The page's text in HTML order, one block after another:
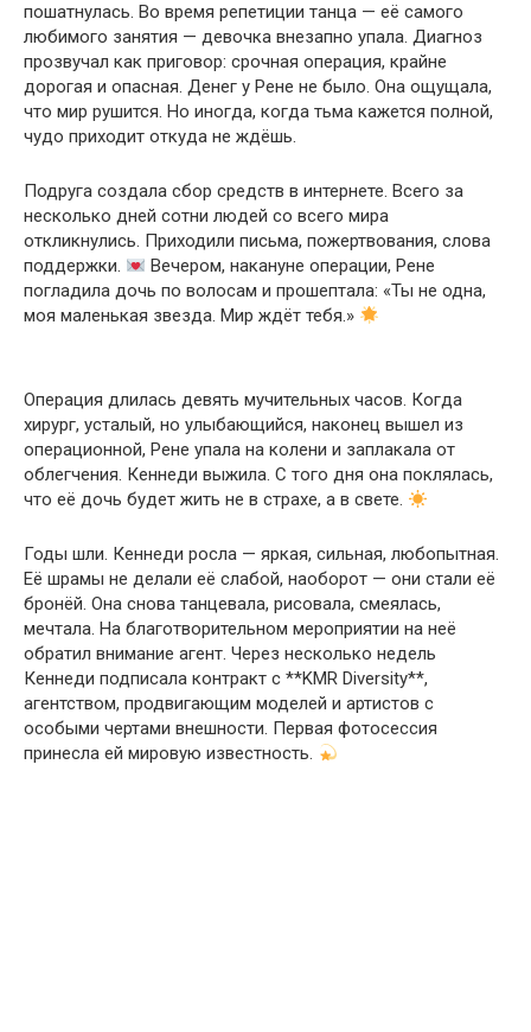
пошатнулась. Во время репетиции танца — её самого
любимого занятия — девочка внезапно упала. Диагноз
прозвучал как приговор: срочная операция, крайне
дорогая и опасная. Денег у Рене не было. Она ощущала,
что мир рушится. Но иногда, когда тьма кажется полной,
чудо приходит откуда не ждёшь.
Подруга создала сбор средств в интернете. Всего за
несколько дней сотни людей со всего мира
откликнулись. Приходили письма, пожертвования, слова
поддержки.
Вечером, накануне операции, Рене
погладила дочь по волосам и прошептала: «Ты не одна,
моя маленькая звезда. Мир ждёт тебя.»
Операция длилась девять мучительных часов. Когда
хирург, усталый, но улыбающийся, наконец вышел из
операционной, Рене упала на колени и заплакала от
облегчения. Кеннеди выжила. С того дня она поклялась,
что её дочь будет жить не в страхе, а в свете.
Годы шли. Кеннеди росла — яркая, сильная, любопытная.
Её шрамы не делали её слабой, наоборот — они стали её
бронёй. Она снова танцевала, рисовала, смеялась,
мечтала. На благотворительном мероприятии на неё
обратил внимание агент. Через несколько недель
Кеннеди подписала контракт с **KMR Diversity**,
агентством, продвигающим моделей и артистов с
особыми чертами внешности. Первая фотосессия
принесла ей мировую известность.